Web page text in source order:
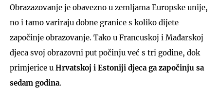
Obrazazovanje je obavezno u zemljama Europske unije,
no i tamo variraju dobne granice s koliko dijete
započinje obrazovanje. Tako u Francuskoj i Mađarskoj
djeca svoj obrazovni put počinju već s tri godine, dok
primjerice u Hrvatskoj i Estoniji djeca ga započinju sa
sedam godina.